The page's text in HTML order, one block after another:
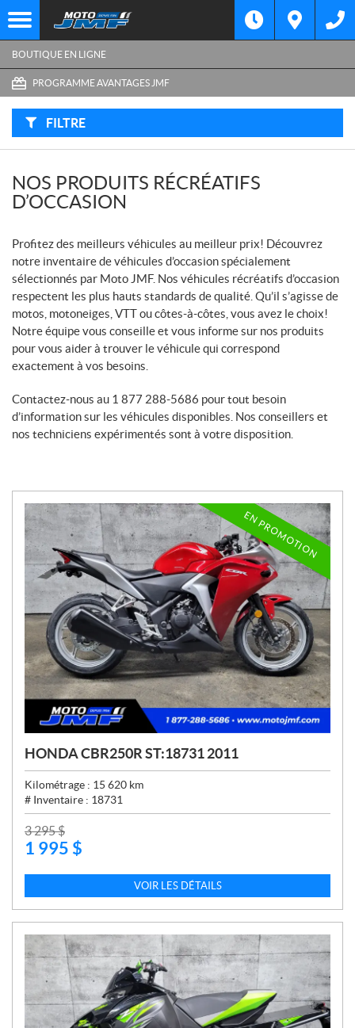
BOUTIQUE EN LIGNE
PROGRAMME AVANTAGES JMF
FILTRE
F
I
L
T
E
R
P
A
R
:
Filtre
Catégorie
Marque
Prix
Inventaire
CHERCHER
NOS PRODUITS RÉCRÉATIFS
D’OCCASION
Profitez des meilleurs véhicules au meilleur prix! Découvrez
notre inventaire de véhicules d’occasion spécialement
sélectionnés par Moto JMF. Nos véhicules récréatifs d’occasion
respectent les plus hauts standards de qualité. Qu’il s’agisse de
motos, motoneiges, VTT ou côtes-à-côtes, vous avez le choix!
Notre équipe vous conseille et vous informe sur nos produits
pour vous aider à trouver le véhicule qui correspond
exactement à vos besoins.
Contactez-nous au 1 877 288-5686 pour tout besoin
d’information sur les véhicules disponibles. Nos conseillers et
nos techniciens expérimentés sont à votre disposition.
EN PROMOTION
HONDA CBR250R ST:18731 2011
Kilométrage : 15 620 km
# Inventaire : 18731
P
R
3 295$
1 995 $
VOIR LES DÉTAILS